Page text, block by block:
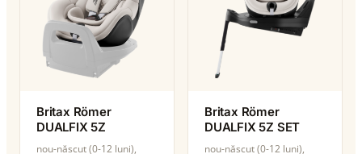
Britax Römer
DUALFIX 5Z
nou-născut (0-12 luni),
Britax Römer
DUALFIX 5Z SET
nou-născut (0-12 luni),